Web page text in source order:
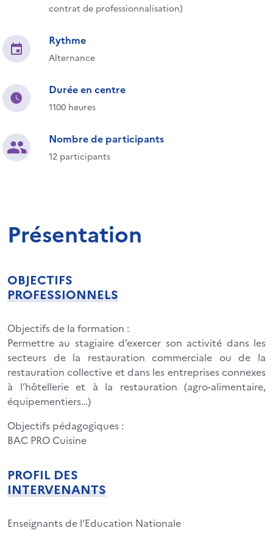
contrat de professionnalisation)
Rythme
Alternance
Durée en centre
1100 heures
Nombre de participants
12 participants
Présentation
OBJECTIFS
PROFESSIONNELS
Objectifs de la formation :
Permettre au stagiaire d’exercer son activité dans les
secteurs de la restauration commerciale ou de la
restauration collective et dans les entreprises connexes
à l’hôtellerie et à la restauration (agro-alimentaire,
équipementiers…)
Objectifs pédagogiques :
BAC PRO Cuisine
PROFIL DES
INTERVENANTS
Enseignants de l’Education Nationale